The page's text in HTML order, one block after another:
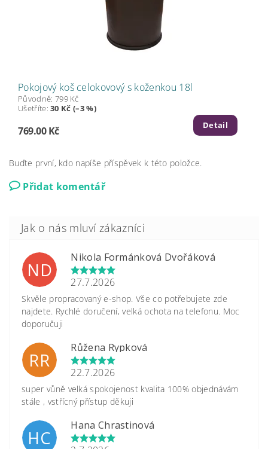
Pokojový koš celokovový s koženkou 18l
Původně: 799 Kč
Ušetříte:30 Kč (–3 %)
769.00 Kč Detail
Buďte první, kdo napíše příspěvek k této položce.
Přidat komentář
ND
Nikola Formánková Dvořáková
27.7.2026
Skvěle propracovaný e-shop. Vše co potřebujete zde
najdete. Rychlé doručení, velká ochota na telefonu. Moc
doporučuji
RR
Růžena Rypková
22.7.2026
super vůně velká spokojenost kvalita 100% objednávám
stále , vstřícný přístup děkuji
HC
Hana Chrastinová